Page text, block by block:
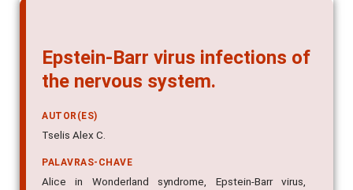
Epstein-Barr virus infections of
the nervous system.
AUTOR(ES)
Tselis Alex C.
PALAVRAS-CHAVE
Alice in Wonderland syndrome, Epstein-Barr virus,